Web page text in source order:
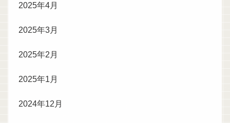
2025年4月
2025年3月
2025年2月
2025年1月
2024年12月